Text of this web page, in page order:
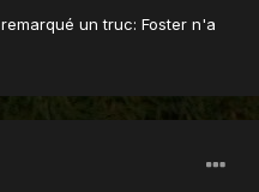
un truc: Foster n'a